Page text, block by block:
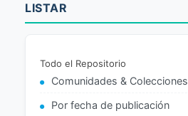
LISTAR
Todo el Repositorio
Comunidades & Colecciones
Por fecha de publicación